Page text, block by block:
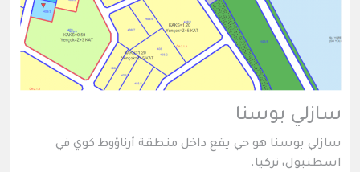
سازلي بوسنا
سازلي بوسنا هو حي يقع داخل منطقة أرناؤوط كوي في
اسطنبول، تركيا.